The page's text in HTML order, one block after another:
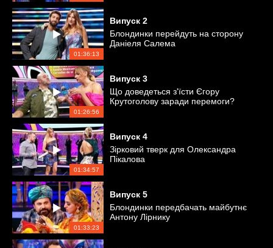
01:36:13
Випуск 2
Блондинки перейдуть на сторону
Даніеля Салема
01:26:56
Випуск 3
Що доведеться з'їсти Єгору
Крутоголову заради перемоги?
01:34:57
Випуск 4
Зірковий тверк для Олександра
Пікалова
01:33:23
Випуск 5
Блондинки передбачать майбутнє
Антону Лірнику